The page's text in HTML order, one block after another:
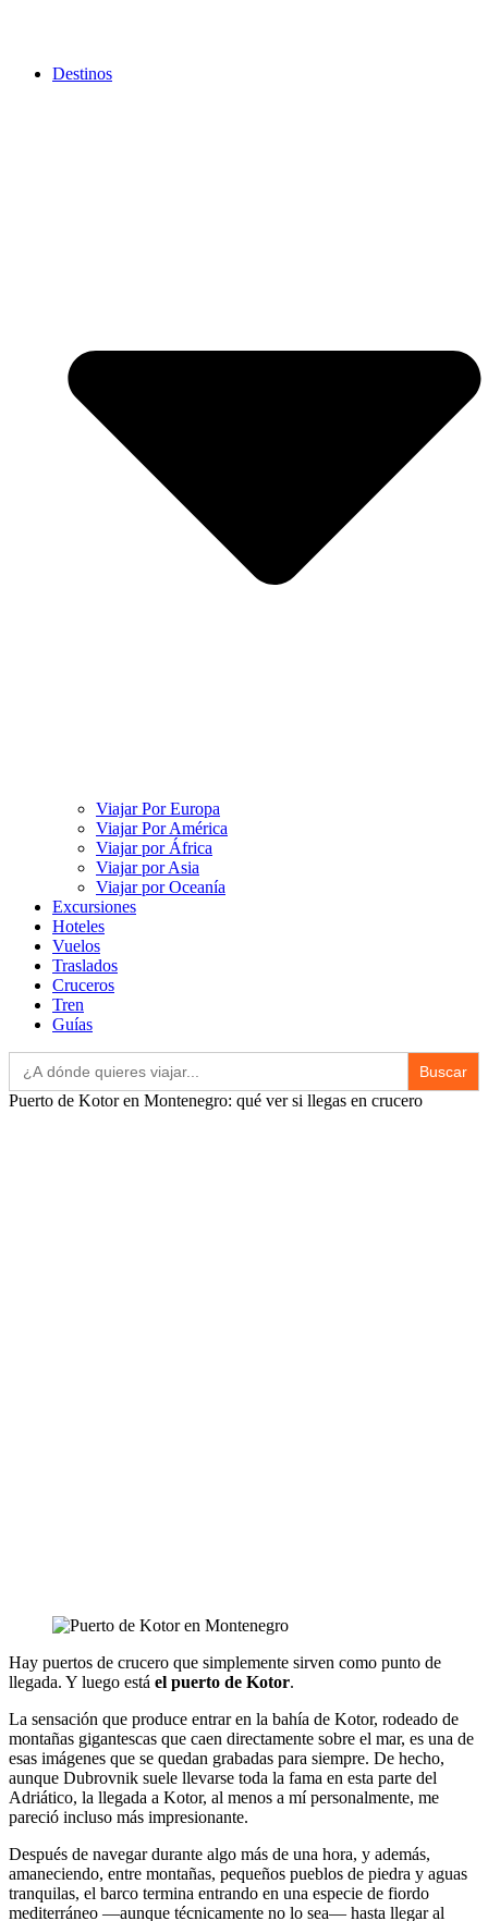
Destinos
Viajar Por Europa
Viajar Por América
Viajar por África
Viajar por Asia
Viajar por Oceanía
Excursiones
Hoteles
Vuelos
Traslados
Cruceros
Tren
Guías
Buscar:
Puerto de Kotor en Montenegro: qué ver si llegas en crucero
Hay puertos de crucero que simplemente sirven como punto de
llegada. Y luego está el puerto de Kotor.
La sensación que produce entrar en la bahía de Kotor, rodeado de
montañas gigantescas que caen directamente sobre el mar, es una de
esas imágenes que se quedan grabadas para siempre. De hecho,
aunque Dubrovnik suele llevarse toda la fama en esta parte del
Adriático, la llegada a Kotor, al menos a mí personalmente, me
pareció incluso más impresionante.
Después de navegar durante algo más de una hora, y además,
amaneciendo, entre montañas, pequeños pueblos de piedra y aguas
tranquilas, el barco termina entrando en una especie de fiordo
mediterráneo —aunque técnicamente no lo sea— hasta llegar al